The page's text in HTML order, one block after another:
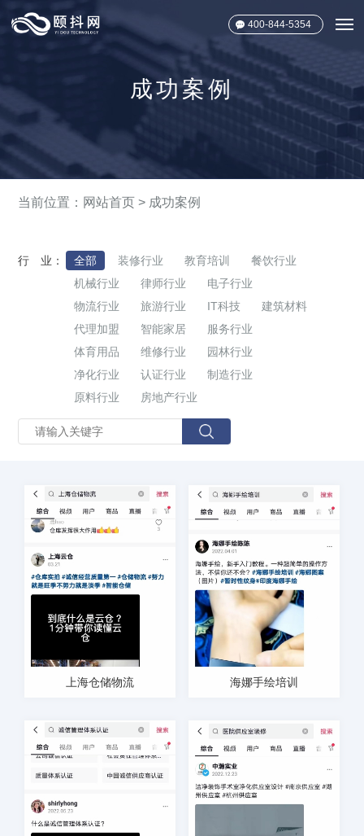
400-844-5354
成功案例
当前位置： 网站首页 > 成功案例
行 业： 全部 装修行业 教育培训
餐饮行业
机械行业
律师行业
电子行业
物流行业
旅游行业 IT科技
建筑材料
代理加盟
智能家居
服务行业
体育用品
维修行业
园林行业
净化行业
认证行业
制造行业
原料行业
房地产行业
上海仓储物流 海娜手绘培训